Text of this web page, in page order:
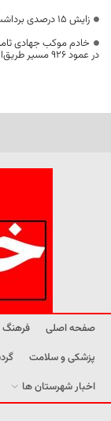
زایش ۱۵ درصدی برداشت انگور از تاکستان های خراسان جنوبی
در عمود ۹۲۶ مسیر طریق‌العلماء
صفحه اصلی فرهنگ
پزشکی و سلامت
اخبار شهرستان ها